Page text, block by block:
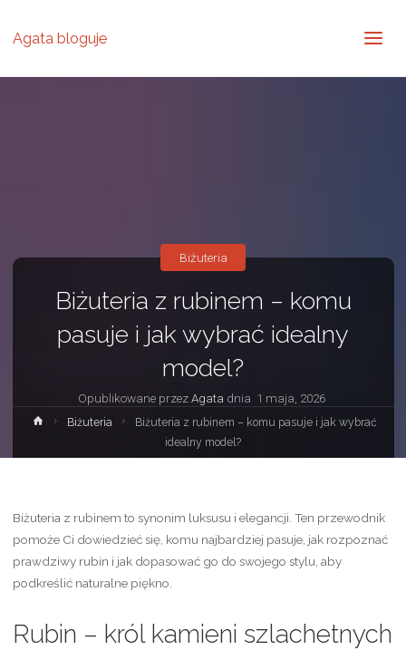
Agata bloguje
Biżuteria z rubinem – komu
pasuje i jak wybrać idealny
model?
Opublikowane przez Agata dnia 1 maja, 2026
Biżuteria
StronaBiżuteria
Biżuteria z rubinem – komu pasuje i jak wybrać
idealny model?
Biżuteria z rubinem to synonim luksusu i elegancji. Ten przewodnik
pomoże Ci dowiedzieć się, komu najbardziej pasuje, jak rozpoznać
prawdziwy rubin i jak dopasować go do swojego stylu, aby
podkreślić naturalne piękno.
Rubin – król kamieni szlachetnych